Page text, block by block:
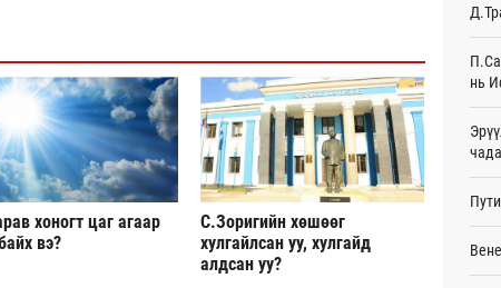
хоногт цаг агаар
вэ?
С.Зоригийн хөшөөг
хулгайлсан уу, хулгайд
алдсан уу?
нь